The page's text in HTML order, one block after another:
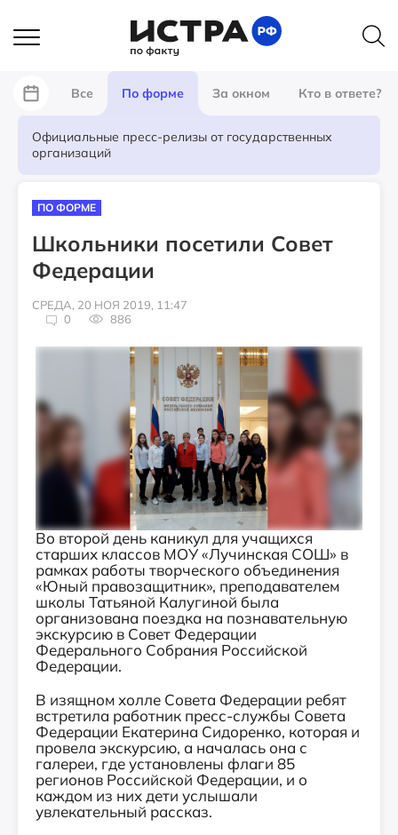
Все По форме За окном Кто в ответе?
Официальные пресс-релизы от государственных
организаций
ПО ФОРМЕ
Школьники посетили Совет
Федерации
СРЕДА, 20 НОЯ 2019, 11:47
0
886
Во второй день каникул для учащихся
старших классов МОУ «Лучинская СОШ» в
рамках работы творческого объединения
«Юный правозащитник», преподавателем
школы Татьяной Калугиной была
организована поездка на познавательную
экскурсию в Совет Федерации
Федерального Собрания Российской
Федерации.
В изящном холле Совета Федерации ребят
встретила работник пресс-службы Совета
Федерации Екатерина Сидоренко, которая и
провела экскурсию, а началась она с
галереи, где установлены флаги 85
регионов Российской Федерации, и о
каждом из них дети услышали
увлекательный рассказ.